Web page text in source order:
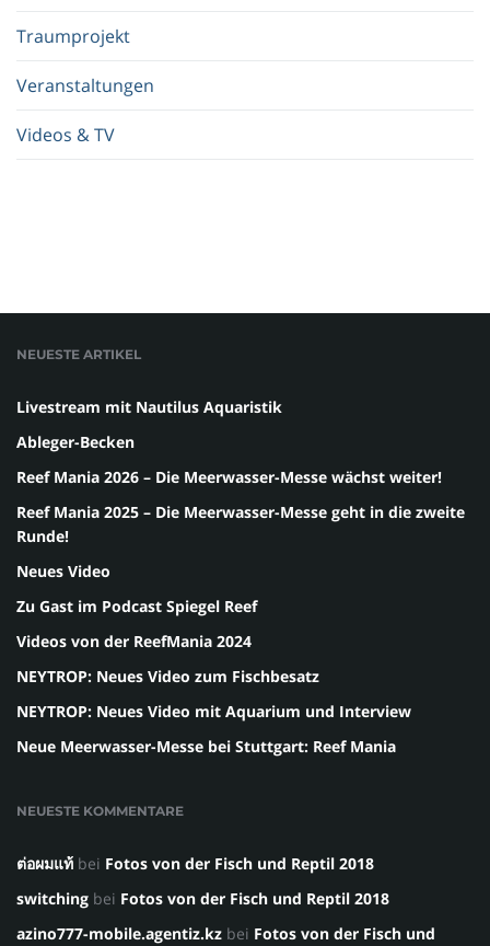
Traumprojekt
Veranstaltungen
Videos & TV
NEUESTE ARTIKEL
Livestream mit Nautilus Aquaristik
Ableger-Becken
Reef Mania 2026 – Die Meerwasser-Messe wächst weiter!
Reef Mania 2025 – Die Meerwasser-Messe geht in die zweite
Runde!
Neues Video
Zu Gast im Podcast Spiegel Reef
Videos von der ReefMania 2024
NEYTROP: Neues Video zum Fischbesatz
NEYTROP: Neues Video mit Aquarium und Interview
Neue Meerwasser-Messe bei Stuttgart: Reef Mania
NEUESTE KOMMENTARE
ต่อผมแท้ bei Fotos von der Fisch und Reptil 2018
switching bei Fotos von der Fisch und Reptil 2018
azino777-mobile.agentiz.kz bei Fotos von der Fisch und